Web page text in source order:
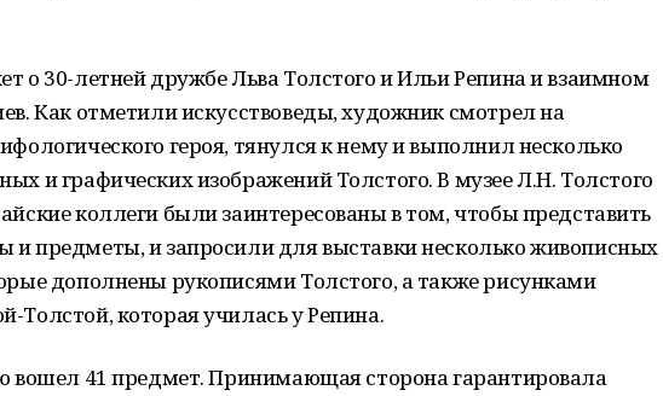
о 30-летней дружбе Льва Толстого и Ильи Репина и взаимном
Как отметили искусствоведы, художник смотрел на
героя, тянулся к нему и выполнил несколько
и графических изображений Толстого. В музее Л.Н. Толстого
коллеги были заинтересованы в том, чтобы представить
и предметы, и запросили для выставки несколько живописных
дополнены рукописями Толстого, а также рисунками
Толстой, которая училась у Репина.
вошел 41 предмет. Принимающая сторона гарантировала